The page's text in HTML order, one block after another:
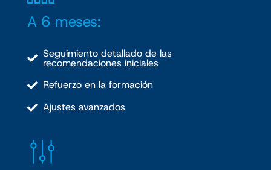
A 6 meses:
Seguimiento detallado de las
recomendaciones iniciales
Refuerzo en la formación
Ajustes avanzados